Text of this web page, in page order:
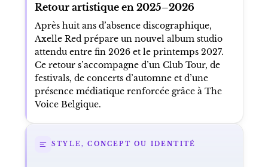
Retour artistique en 2025–2026
Après huit ans d’absence discographique,
Axelle Red prépare un nouvel album studio
attendu entre fin 2026 et le printemps 2027.
Ce retour s’accompagne d’un Club Tour, de
festivals, de concerts d’automne et d’une
présence médiatique renforcée grâce à The
Voice Belgique.
STYLE, CONCEPT OU IDENTITÉ